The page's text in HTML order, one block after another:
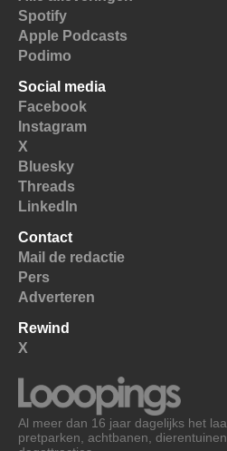
Spotify
Apple Podcasts
Podimo
Social media
Facebook
Instagram
X
Bluesky
Threads
LinkedIn
Contact
Mail de redactie
Pers
Adverteren
Rewind
X
Al meer dan 16 jaar dagelijks het
pretparken, achtbanen,